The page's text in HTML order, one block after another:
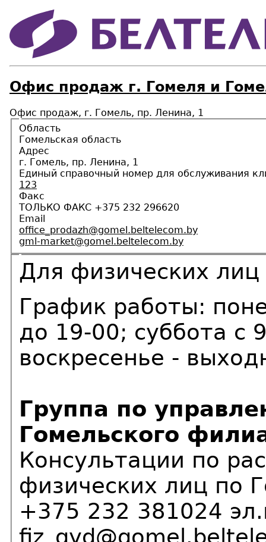
Офис продаж г. Гомеля и
Офис продаж, г. Гомель, пр. Ленина, 1
Область
Гомельская область
Адрес
г. Гомель, пр. Ленина, 1
Единый справочный номер для обслуживания
123
Факс
ТОЛЬКО ФАКС +375 232 296620
Email
office_prodazh@gomel.beltelecom.by
gml-market@gomel.beltelecom.by
Для физических лиц
График работы:
до 19-00; суббота с
воскресенье -
Группа по
Гомельского
Консультации по
физических лиц по
+375 232 381024